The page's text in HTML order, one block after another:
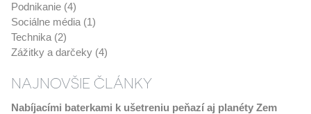
Podnikanie (4)
Sociálne média (1)
Technika (2)
Zážitky a darčeky (4)
NAJNOVŠIE ČLÁNKY
Nabíjacími baterkami k ušetreniu peňazí aj planéty Zem